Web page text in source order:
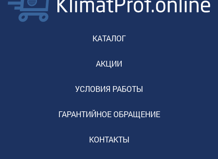
КАТАЛОГ
АКЦИИ
УСЛОВИЯ РАБОТЫ
ГАРАНТИЙНОЕ ОБРАЩЕНИЕ
КОНТАКТЫ